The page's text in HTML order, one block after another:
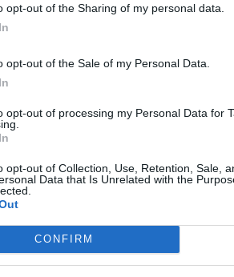
opt-out of the Sharing of my personal data.
opt-out of the Sale of my Personal Data.
opt-out of processing my Personal Data for
opt-out of Collection, Use, Retention, Sale,
Data that Is Unrelated with the
CONFIRM
legales